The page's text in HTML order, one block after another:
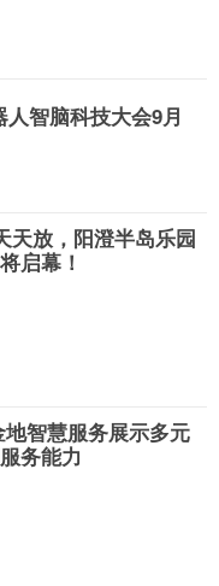
智脑科技大会9月
天放，阳澄半岛乐园
幕！
智慧服务展示多元
务能力